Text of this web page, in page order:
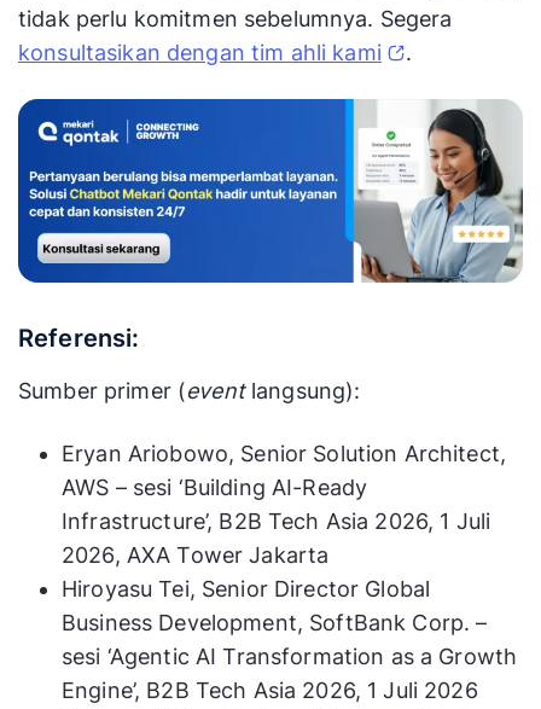
sesudah.
3. Scale
setelah
terbukti
(Bulan
2–3)
Baru ekspansi ke
use case lain
setelah ROI pilot
secara tertulis.
Jangan scale
sebelum ada angka
ini penyebab utama
60–90 hari
ke depan
tidak perlu komitmen sebelumnya. Segera
konsultasikan dengan tim ahli kami
.
Referensi:
Sumber primer (eventlangsung):
Eryan Ariobowo, Senior Solution Architect,
AWS – sesi ‘Building AI-Ready
Infrastructure’, B2B Tech Asia 2026, 1 Juli
2026, AXA Tower Jakarta
Hiroyasu Tei, Senior Director Global
Business Development, SoftBank Corp. –
sesi ‘Agentic AI Transformation as a Growth
Engine’, B2B Tech Asia 2026, 1 Juli 2026